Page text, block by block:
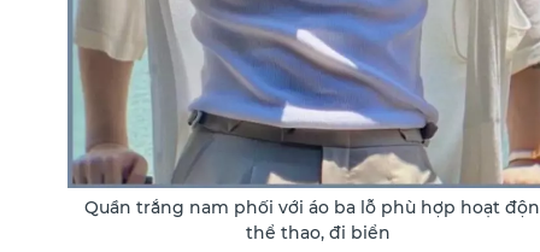
Quần trắng nam phối với áo ba lỗ phù hợp hoạt
thể thao, đi biển